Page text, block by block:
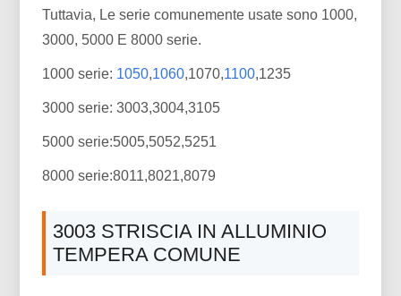
Tuttavia, Le serie comunemente usate sono 1000,
3000, 5000 E 8000 serie.
1000 serie: 1050,1060,1070,1100,1235
3000 serie: 3003,3004,3105
5000 serie:5005,5052,5251
8000 serie:8011,8021,8079
3003 STRISCIA IN ALLUMINIO
TEMPERA COMUNE